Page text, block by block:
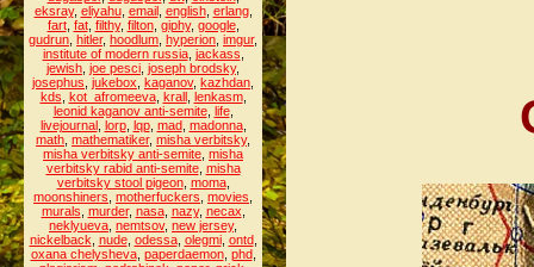
eksray, eliyahu, email, english, erlang,
fart, fat, filthy, filton, giphy, google,
gudrun hitler, hoodlum hyperion imgur,
institute of modern russia, jackass
jewish joe pesci joseph brodsky,
josephus jukebox kaganov, kazhdan
kds kot_afromeeva, krall, lenkasm,
leonid kaganov anti-semite, life,
livejournal, lorp, lqp, mad, madonna,
math mathematiker, misha verbitsky,
misha verbitsky anti-semite misha
verbitsky rabid anti-semite, misha
verbitsky stool pigeon, moma,
moonshiners motherfuckers movies
murals murder, nasa, nazy, necax
neklyueva nemtsov, new jersey,
nickelback nude, odessa, olegmi, ontd,
oxana chelysheva, paperdaemon, phd,